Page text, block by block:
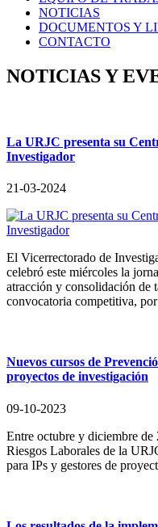
NOTICIAS
DOCUMENTOS Y
CONTACTO
NOTICIAS Y
La URJC presenta su
Investigador
21-03-2024
El Vicerrectorado de
celebró este miércoles la
atracción y consolidación
convocatoria competitiva,
Nuevos cursos de
proyectos de investigación
09-10-2023
Entre octubre y diciembre
Riesgos Laborales de la
para IPs y gestores de